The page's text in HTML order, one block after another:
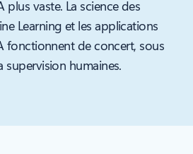
plus vaste. La science des
Learning et les applications
fonctionnent de concert, sous
supervision humaines.